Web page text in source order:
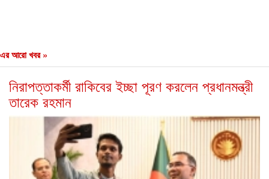
এর আরো খবর »
নিরাপত্তাকর্মী রাকিবের ইচ্ছা পূরণ করলেন প্রধানমন্ত্রী
তারেক রহমান